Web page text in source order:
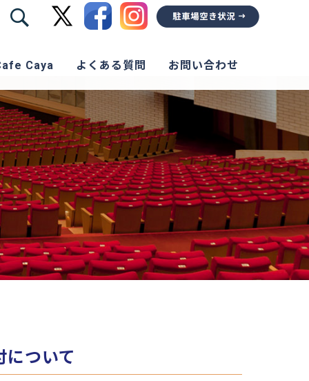
Caya よくある質問 お問い合わせ
ついて